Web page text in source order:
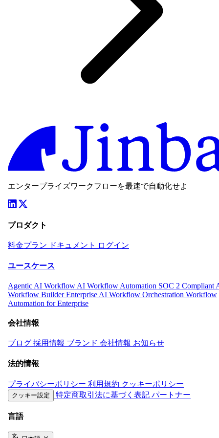
エンタープライズワークフローを最速で自動化せよ
プロダクト
料金プラン ドキュメント ログイン
ユースケース
Agentic AI Workflow AI Workflow Automation SOC 2 Compliant
Workflow BuilderEnterprise AI Workflow Orchestration Workflow
Automation for Enterprise
会社情報
ブログ 採用情報 ブランド 会社情報 お知らせ
法的情報
プライバシーポリシー 利用規約 クッキーポリシー
クッキー設定 特定商取引法に基づく表記 パートナー
言語